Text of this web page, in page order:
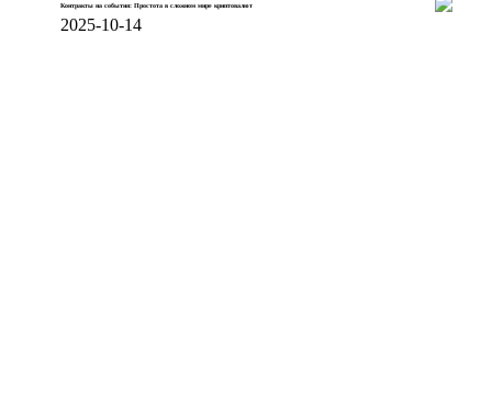
Контракты на события: Простота в сложном мире криптовалют
2025-10-14